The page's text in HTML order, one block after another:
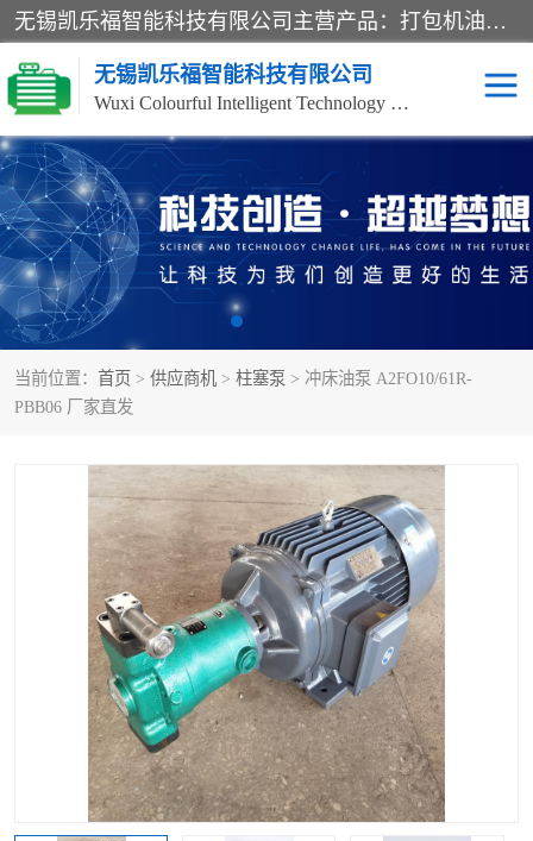
无锡凯乐福智能科技有限公司主营产品：打包机油泵、风冷式油冷却器、液压阀、液压泵、冷却器、过滤器及气动元器件。公司主导生产齿轮泵、齿轮马达、液压阀等产品。共计100多个系列、3000余种规格。覆盖了液压系统的动力元件、控制元件和执行元件，具备较强的成套供货、服务能力。
无锡凯乐福智能科技有限公司
Wuxi Colourful Intelligent Technology Co., Ltd
当前位置： 首页 > 供应商机 > 柱塞泵 > 冲床油泵 A2FO10/61R-
PBB06 厂家直发
齿轮泵 机床冷却泵
风冷式油冷却器 叶片泵
液压马达
柱塞泵 方向阀
高压球阀 电机
列管式油冷却器